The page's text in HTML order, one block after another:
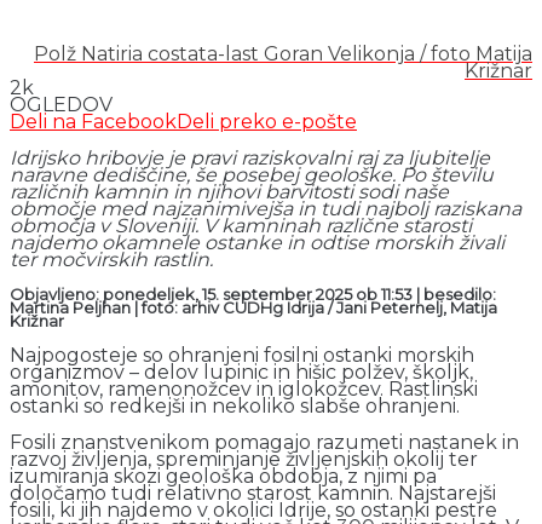
Polž Natiria costata-last Goran Velikonja / foto Matija
Križnar
2k
OGLEDOV
Deli na FacebookDeli preko e-pošte
Idrijsko hribovje je pravi raziskovalni raj za ljubitelje
naravne dediščine, še posebej geološke. Po številu
različnih kamnin in njihovi barvitosti sodi naše
območje med najzanimivejša in tudi najbolj raziskana
območja v Sloveniji. V kamninah različne starosti
najdemo okamnele ostanke in odtise morskih živali
ter močvirskih rastlin.
Objavljeno: ponedeljek, 15. september 2025 ob 11:53 | besedilo:
Martina Peljhan | foto: arhiv CUDHg Idrija / Jani Peternelj, Matija
Križnar
Najpogosteje so ohranjeni fosilni ostanki morskih
organizmov – delov lupinic in hišic polžev, školjk,
amonitov, ramenonožcev in iglokožcev. Rastlinski
ostanki so redkejši in nekoliko slabše ohranjeni.
Fosili znanstvenikom pomagajo razumeti nastanek in
razvoj življenja, spreminjanje življenjskih okolij ter
izumiranja skozi geološka obdobja, z njimi pa
določamo tudi relativno starost kamnin. Najstarejši
fosili, ki jih najdemo v okolici Idrije, so ostanki pestre